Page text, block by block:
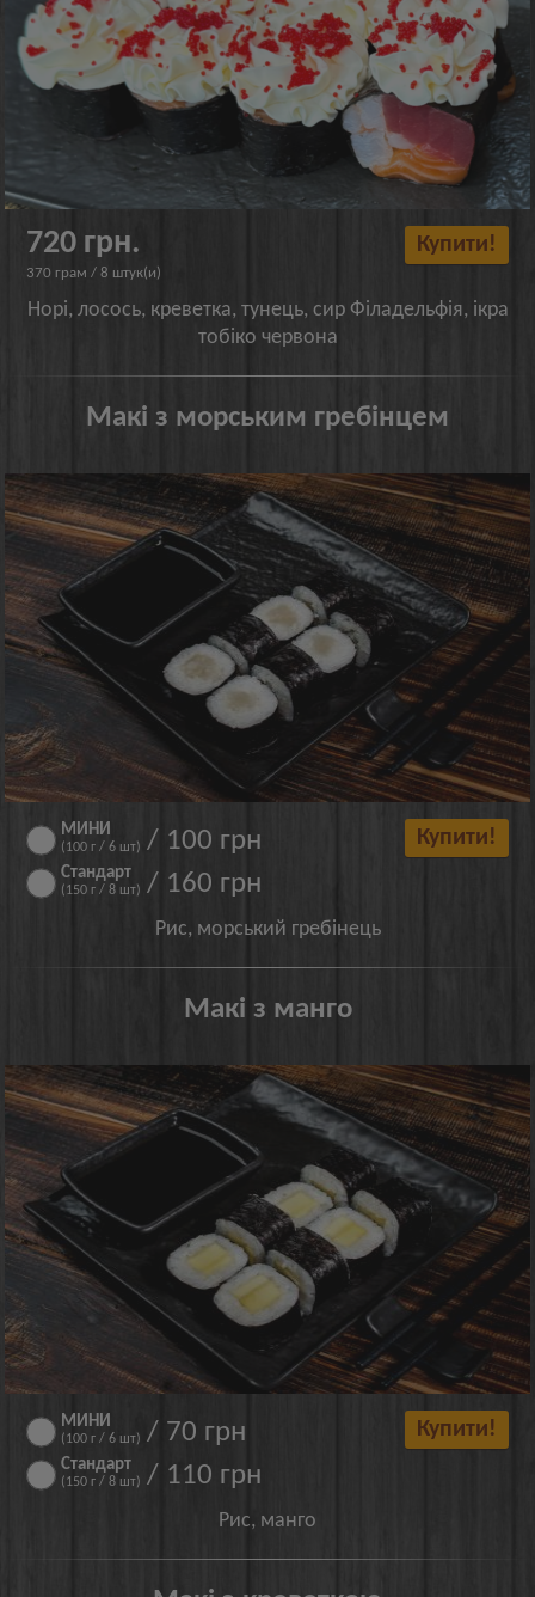
720 грн.
370 грам / 8 штук(и)
Купити!
Норі, лосось, креветка, тунець, сир Філадельфія, ікра
тобіко червона
Макі з морським гребінцем
МИНИ
(100 г / 6 шт) / 100 грн
Стандарт
(150 г / 8 шт) / 160 грн
Купити!
Рис, морський гребінець
Макі з манго
МИНИ
(100 г / 6 шт) / 70 грн
Стандарт
(150 г / 8 шт) / 110 грн
Купити!
Рис, манго